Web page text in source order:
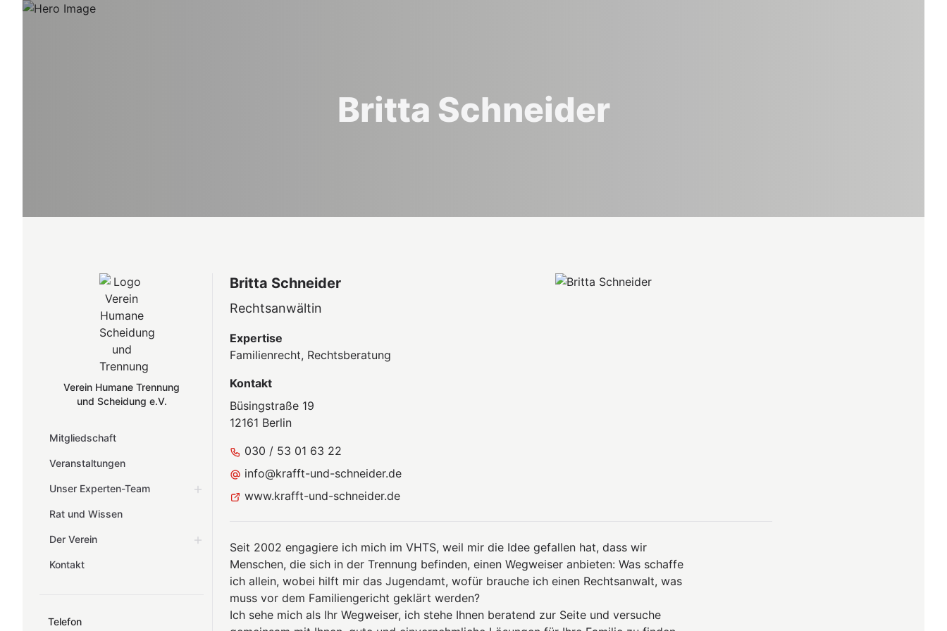
Britta Schneider
Verein Humane Trennung
und Scheidung e.V.
Mitgliedschaft
Veranstaltungen
Unser Experten-Team
Rat und Wissen
Der Verein
Kontakt
Telefon
Britta Schneider
Rechtsanwältin
Expertise
Familienrecht, Rechtsberatung
Kontakt
Büsingstraße 19
12161 Berlin
030 / 53 01 63 22
info@krafft-und-schneider.de
www.krafft-und-schneider.de
Seit 2002 engagiere ich mich im VHTS, weil mir die Idee gefallen hat, dass wir
Menschen, die sich in der Trennung befinden, einen Wegweiser anbieten: Was schaffe
ich allein, wobei hilft mir das Jugendamt, wofür brauche ich einen Rechtsanwalt, was
muss vor dem Familiengericht geklärt werden?
Ich sehe mich als Ihr Wegweiser, ich stehe Ihnen beratend zur Seite und versuche